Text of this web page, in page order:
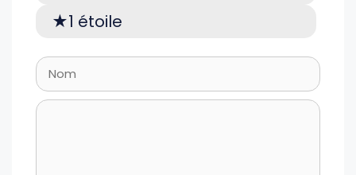
1 étoile